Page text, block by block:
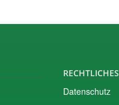
RECHTLICHES
Datenschutz